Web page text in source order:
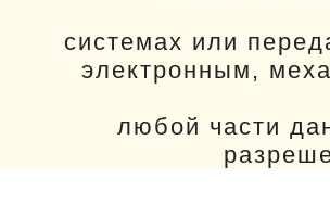
системах или
электронным,
любой части